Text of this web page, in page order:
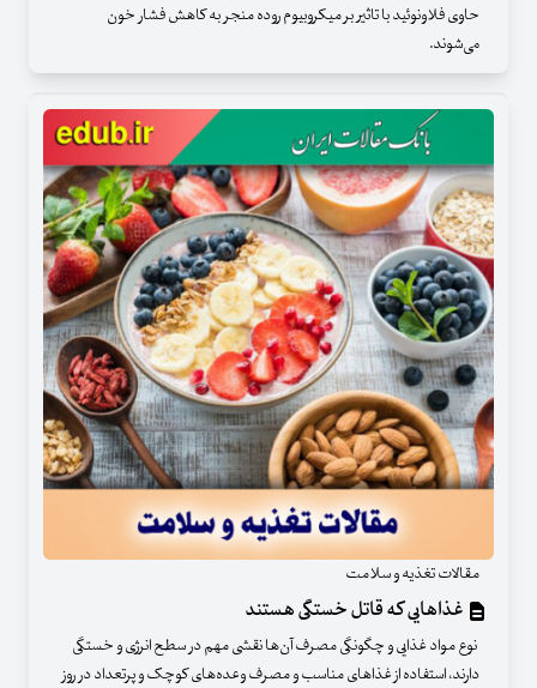
حاوی فلاونوئید با تاثیر بر میکروبیوم روده منجر به کاهش فشار خون
می‌شوند.
مقالات تغذیه و سلامت
غذاهایی که قاتل خستگی هستند
نوع مواد غذایی و چگونگی مصرف آن‌ها نقشی مهم در سطح انرژی و خستگی
دارند، استفاده از غذاهای مناسب و مصرف وعده‌های کوچک و پرتعداد در روز